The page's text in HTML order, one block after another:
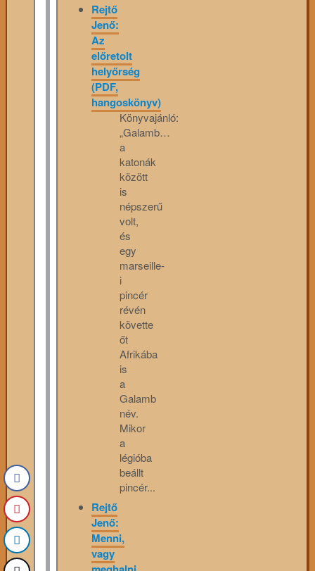
Rejtő
Jenő:
Az
előretolt
helyőrség
(PDF,
hangoskönyv)
Könyvajánló:
„Galamb…
a
katonák
között
is
népszerű
volt,
és
egy
marseille-
i
pincér
révén
követte
őt
Afrikába
is
a
Galamb
név.
Mikor
a
légióba
beállt
pincér...
Rejtő
Jenő:
Menni,
vagy